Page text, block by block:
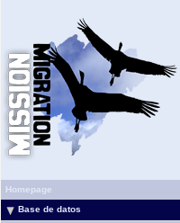
Homepage
Base de datos